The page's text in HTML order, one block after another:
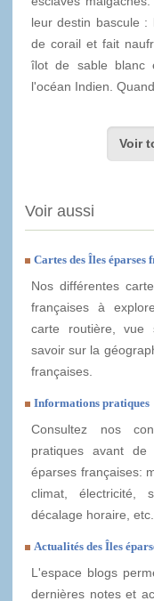
leur destin bascule
de corail et fait
îlot de sable blanc
l'océan Indien.
Voir
Voir aussi
Cartes des Îles éparses
Nos différentes
françaises à
carte routière, vue
savoir sur la
françaises.
Informations pratiques
Consultez nos
pratiques avant
éparses françaises:
climat, électricité,
décalage horaire, etc.
Actualités des Îles
L'espace blogs
dernières notes et